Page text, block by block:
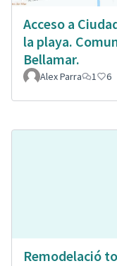
Acceso a
la playa.
Bellamar.
Alex Parra 1 6
Remodelació